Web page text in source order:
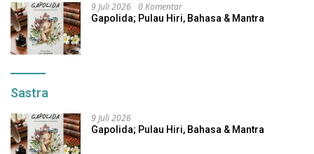
9 Juli 2026 0 Komentar
Gapolida; Pulau Hiri, Bahasa & Mantra
Sastra
9 Juli 2026
Gapolida; Pulau Hiri, Bahasa & Mantra